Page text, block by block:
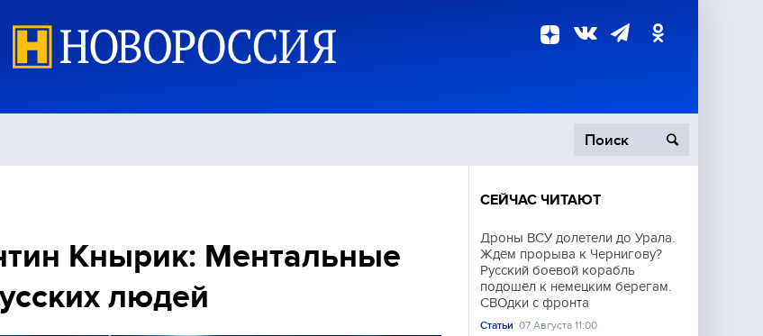
Экономика
Происшествия
Спорт
Кнырик: Ментальные
людей
СЕЙЧАС ЧИТАЮТ
Дроны ВСУ долетели до Урала.
Ждём прорыва к Чернигову?
Русский боевой корабль
подошёл к немецким берегам.
СВОдки с фронта
Статьи 07 Августа 11:00